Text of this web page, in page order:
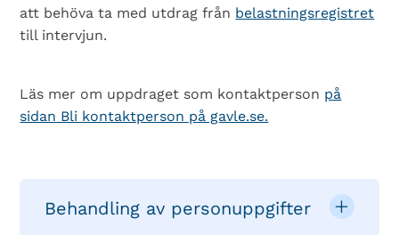
att behöva ta med utdrag från belastningsregistret
till intervjun.
Läs mer om uppdraget som kontaktperson på
sidan Bli kontaktperson på gavle.se.
Behandling av personuppgifter